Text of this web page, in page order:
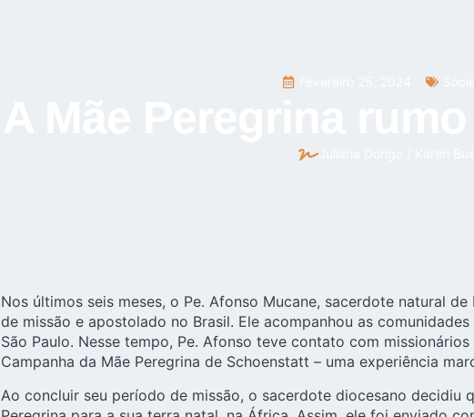
Juliana Dorigo / Karen
Nos últimos seis meses, o Pe. Afonso Mucane, sacerdote natural
de missão e apostolado no Brasil. Ele acompanhou as
São Paulo. Nesse tempo, Pe. Afonso teve contato com
Campanha da Mãe Peregrina de Schoenstatt – uma experiência
Ao concluir seu período de missão, o sacerdote diocesano decidiu